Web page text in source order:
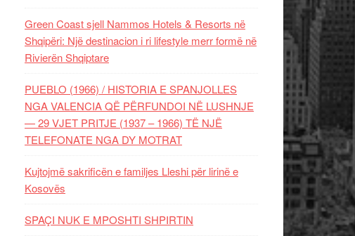
Green Coast sjell Nammos Hotels & Resorts në
Shqipëri: Një destinacion i ri lifestyle merr formë në
Rivierën Shqiptare
PUEBLO (1966) / HISTORIA E SPANJOLLES
NGA VALENCIA QË PËRFUNDOI NË LUSHNJE
— 29 VJET PRITJE (1937 – 1966) TË NJË
TELEFONATE NGA DY MOTRAT
Kujtojmë sakrificën e familjes Lleshi për lirinë e
Kosovës
SPAÇI NUK E MPOSHTI SHPIRTIN